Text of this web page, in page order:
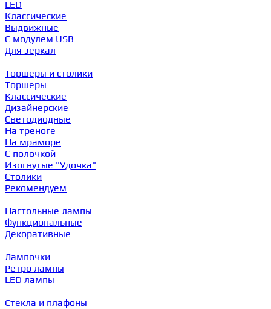
LED
Классические
Выдвижные
С модулем USB
Для зеркал
Торшеры и столики
Торшеры
Классические
Дизайнерские
Светодиодные
На треноге
На мраморе
С полочкой
Изогнутые "Удочка"
Столики
Рекомендуем
Настольные лампы
Функциональные
Декоративные
Лампочки
Ретро лампы
LED лампы
Стекла и плафоны